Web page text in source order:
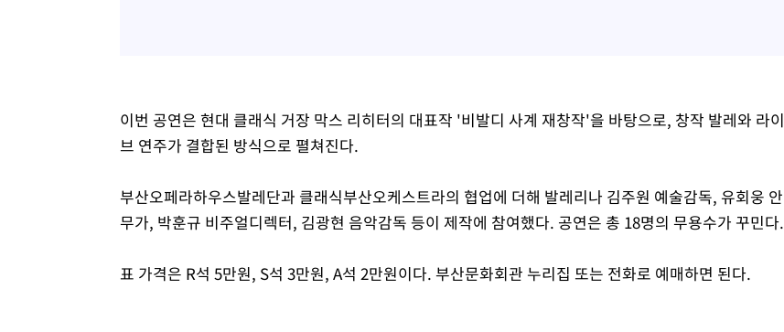
이번 공연은 현대 클래식 거장 막스 리히터의 대표작 '비발디 사계 재창작'을 바탕으로, 창작 발레와 라이
브 연주가 결합된 방식으로 펼쳐진다.
부산오페라하우스발레단과 클래식부산오케스트라의 협업에 더해 발레리나 김주원 예술감독, 유회웅 안
무가, 박훈규 비주얼디렉터, 김광현 음악감독 등이 제작에 참여했다. 공연은 총 18명의 무용수가 꾸민다.
표 가격은 R석 5만원, S석 3만원, A석 2만원이다. 부산문화회관 누리집 또는 전화로 예매하면 된다.